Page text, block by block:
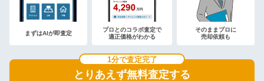
まずはAIが即査定
プロとのコラボ査定で
適正価格がわかる
そのままプロに
売却依頼も
とりあえず無料査定する
1分で査定完了